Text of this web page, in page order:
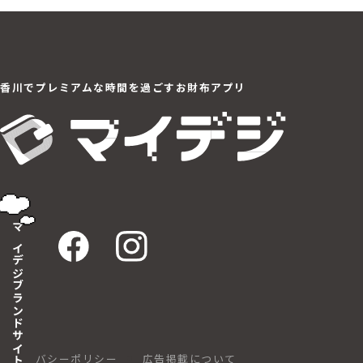
マイデジブランドサイト
香川でプレミアムな時間を過ごすお財布アプリ
プライバシーポリシー 広告掲載について